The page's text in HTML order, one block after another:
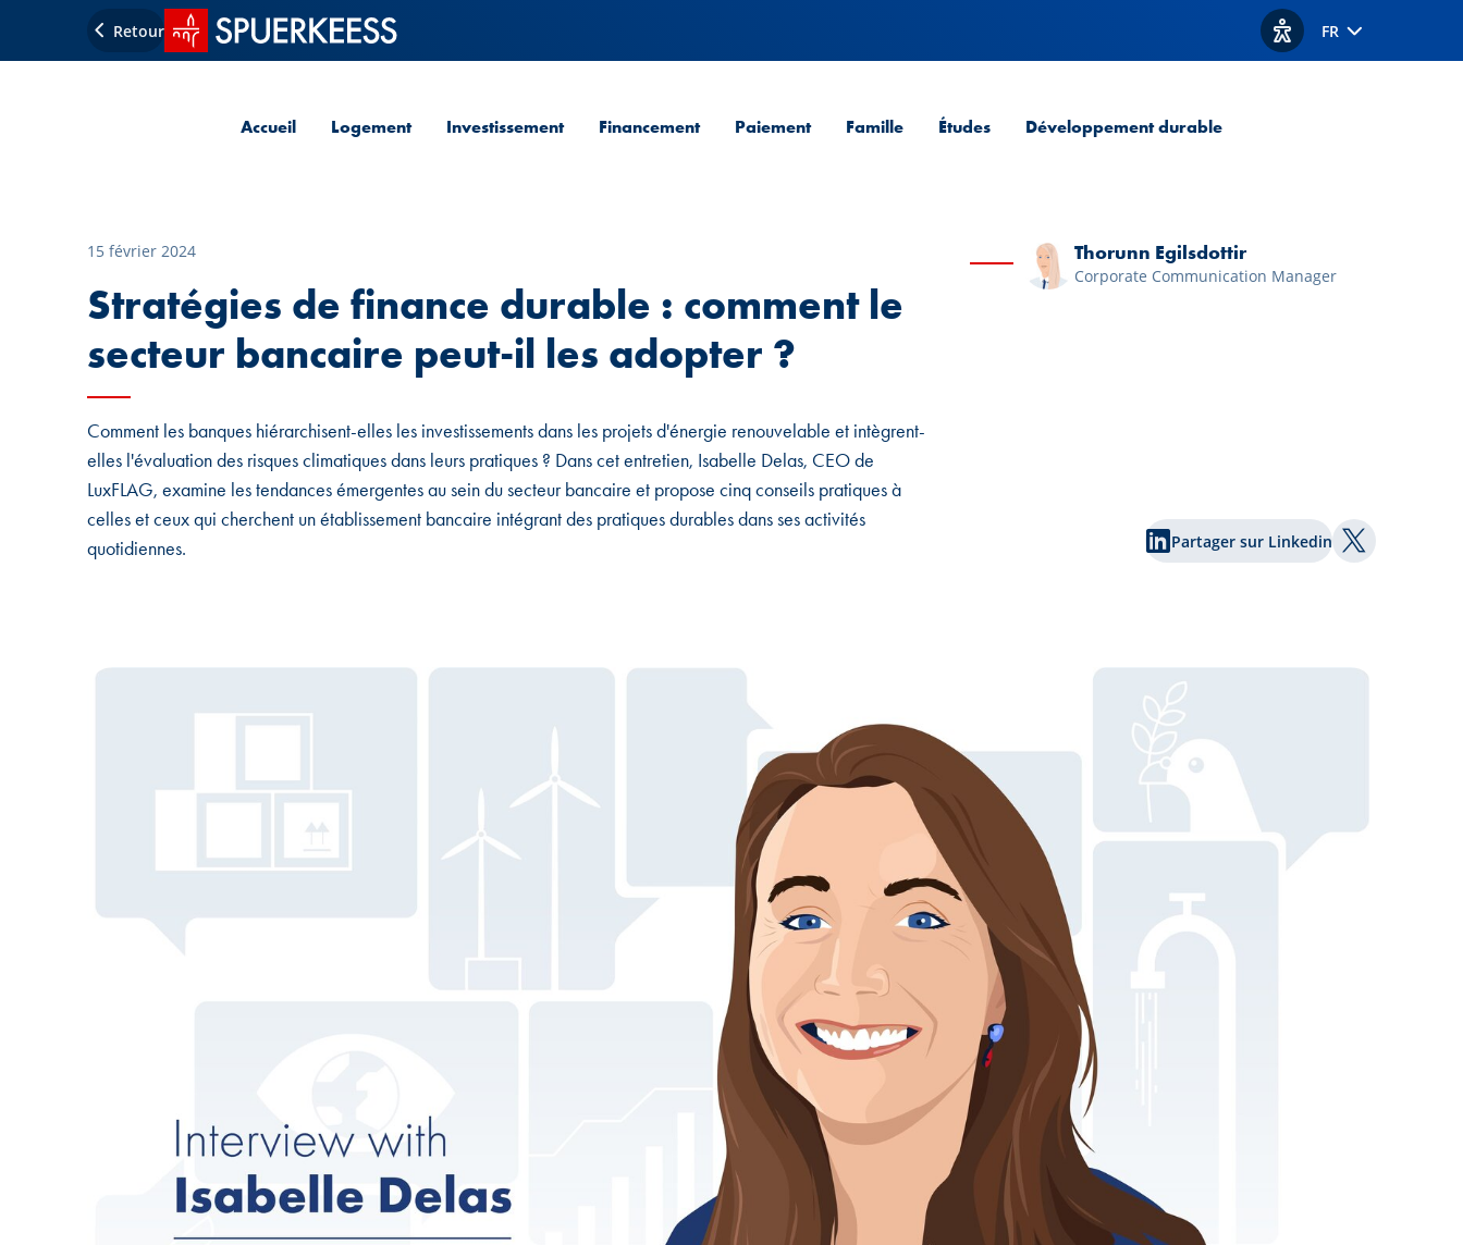
Retour Accueil SPUERKEESS
Afficher les options
FR
Accueil Logement Investissement Financement Paiement Famille Études Développement durable
Thorunn Egilsdottir
Corporate Communication Manager
Partager sur Linkedin Partager sur
15 février 2024
Stratégies de finance durable : comment le
secteur bancaire peut-il les adopter ?
Comment les banques hiérarchisent-elles les investissements dans les projets d'énergie renouvelable et intègrent-
elles l'évaluation des risques climatiques dans leurs pratiques ? Dans cet entretien, Isabelle Delas, CEO de
LuxFLAG, examine les tendances émergentes au sein du secteur bancaire et propose cinq conseils pratiques à
celles et ceux qui cherchent un établissement bancaire intégrant des pratiques durables dans ses activités
quotidiennes.